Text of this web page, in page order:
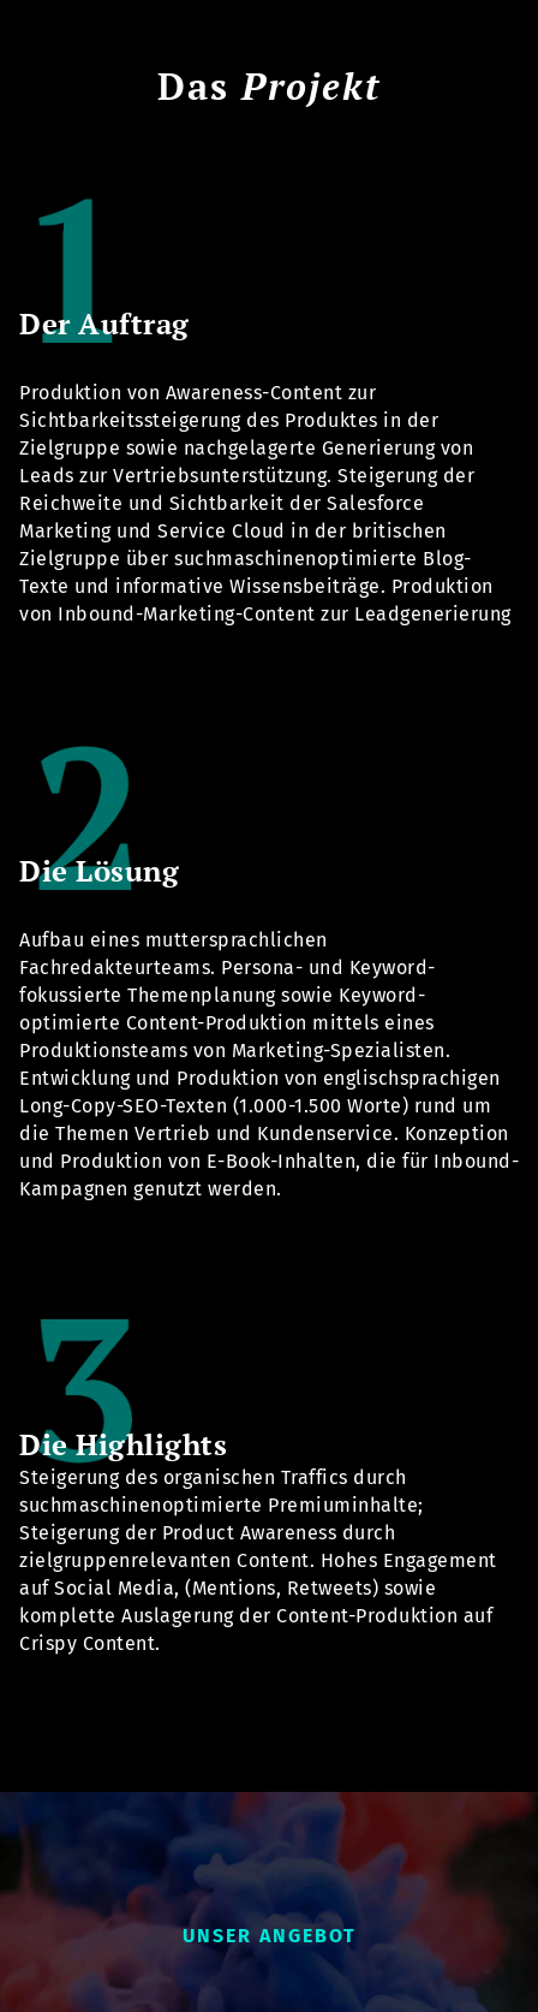
DasProjekt
Der Auftrag
Produktion von Awareness-Content zur
Sichtbarkeitssteigerung des Produktes in der
Zielgruppe sowie nachgelagerte Generierung von
Leads zur Vertriebsunterstützung. Steigerung der
Reichweite und Sichtbarkeit der Salesforce
Marketing und Service Cloud in der britischen
Zielgruppe über suchmaschinenoptimierte Blog-
Texte und informative Wissensbeiträge. Produktion
von Inbound-Marketing-Content zur Leadgenerierung
Die Lösung
Aufbau eines muttersprachlichen
Fachredakteurteams. Persona- und Keyword-
fokussierte Themenplanung sowie Keyword-
optimierte Content-Produktion mittels eines
Produktionsteams von Marketing-Spezialisten.
Entwicklung und Produktion von englischsprachigen
Long-Copy-SEO-Texten (1.000-1.500 Worte) rund um
die Themen Vertrieb und Kundenservice. Konzeption
und Produktion von E-Book-Inhalten, die für Inbound-
Kampagnen genutzt werden.
Die Highlights
Steigerung des organischen Traffics durch
suchmaschinenoptimierte Premiuminhalte;
Steigerung der Product Awareness durch
zielgruppenrelevanten Content. Hohes Engagement
auf Social Media, (Mentions, Retweets) sowie
komplette Auslagerung der Content-Produktion auf
Crispy Content.
UNSER ANGEBOT